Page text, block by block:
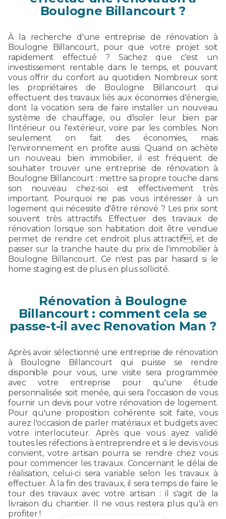
Boulogne Billancourt ?
À la recherche d'une entreprise de rénovation à
Boulogne Billancourt, pour que votre projet soit
rapidement effectué ? Sachez que c'est un
investissement rentable dans le temps, et pouvant
vous offrir du confort au quotidien. Nombreux sont
les propriétaires de Boulogne Billancourt qui
effectuent des travaux liés aux économies d'énergie,
dont la vocation sera de faire installer un nouveau
système de chauffage, ou d'isoler leur bien par
l'intérieur ou l'extérieur, voire par les combles. Non
seulement on fait des économies, mais
l'environnement en profite aussi. Quand on achète
un nouveau bien immobilier, il est fréquent de
souhaiter trouver une entreprise de rénovation à
Boulogne Billancourt : mettre sa propre touche dans
son nouveau chez-soi est effectivement très
important. Pourquoi ne pas vous intéresser à un
logement qui nécessite d'être rénové ? Les prix sont
souvent très attractifs. Effectuer des travaux de
rénovation lorsque son habitation doit être vendue
permet de rendre cet endroit plus attractif, et de
passer sur la tranche haute du prix de l'immobilier à
Boulogne Billancourt. Ce n'est pas par hasard si le
home staging est de plus en plus sollicité.
Rénovation à Boulogne
Billancourt : comment cela se
passe-t-il avec Renovation Man ?
Après avoir sélectionné une entreprise de rénovation
à Boulogne Billancourt qui puisse se rendre
disponible pour vous, une visite sera programmée
avec votre entreprise pour qu'une étude
personnalisée soit menée, qui sera l'occasion de vous
fournir un devis pour votre rénovation de logement.
Pour qu'une proposition cohérente soit faite, vous
aurez l'occasion de parler matériaux et budgets avec
votre interlocuteur. Après que vous ayez validé
toutes les réfections à entreprendre et si le devis vous
convient, votre artisan pourra se rendre chez vous
pour commencer les travaux. Concernant le délai de
réalisation, celui-ci sera variable selon les travaux à
effectuer. À la fin des travaux, il sera temps de faire le
tour des travaux avec votre artisan : il s'agit de la
livraison du chantier. Il ne vous restera plus qu'à en
profiter !